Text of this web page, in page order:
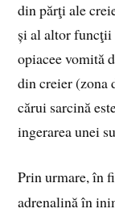
din părţi ale
și al altor
opiacee vomită
din creier (zona
cărui sarcină
ingerarea unei
Prin urmare, în
adrenalină în